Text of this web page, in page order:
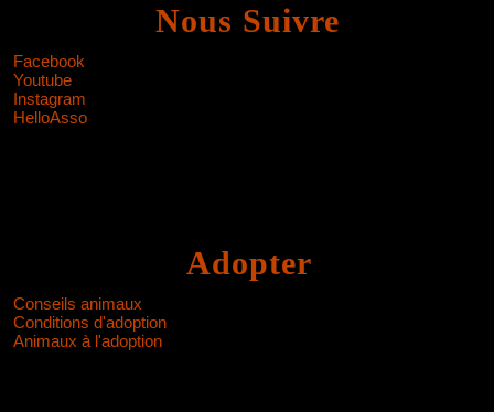
Nous Suivre
Facebook
Youtube
Instagram
HelloAsso
Adopter
Conseils animaux
Conditions d'adoption
Animaux à l'adoption